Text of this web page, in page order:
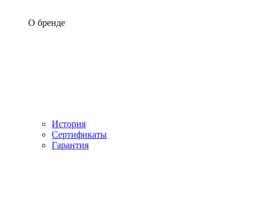
О бренде
История
Сертификаты
Гарантия